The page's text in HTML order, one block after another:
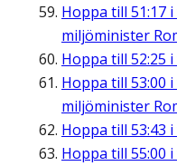
Hoppa till 51:17 i
miljöminister
Hoppa till 52:25 i
Hoppa till 53:00 i
miljöminister
Hoppa till 53:43 i
Hoppa till 55:00 i